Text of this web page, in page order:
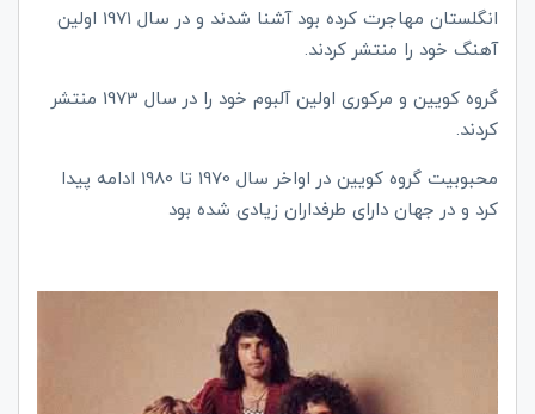
انگلستان مهاجرت کرده بود آشنا شدند و در سال 1971 اولین
آهنگ خود را منتشر کردند.
گروه کویین و مرکوری اولین آلبوم خود را در سال 1973 منتشر
کردند.
محبوبیت گروه کویین در اواخر سال 1970 تا 1980 ادامه پیدا
کرد و در جهان دارای طرفداران زیادی شده بود